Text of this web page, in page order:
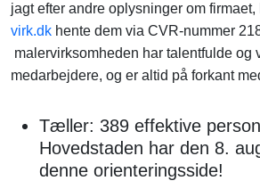
jagt efter andre oplysninger om
virk.dk hente dem via CVR-nummer
malervirksomheden har talentfulde og
medarbejdere, og er altid på forkant
Tæller: 389 effektive
Hovedstaden har den 8.
denne orienteringsside!